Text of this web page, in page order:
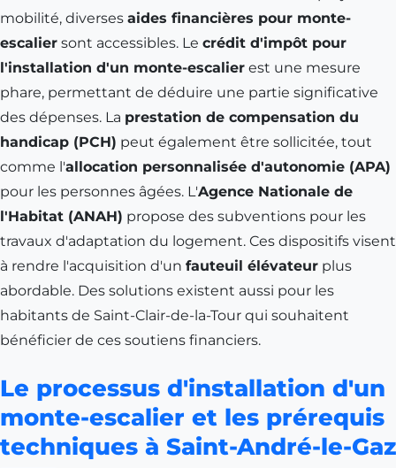
mobilité, diverses aides financières pour monte-
escalier sont accessibles. Le crédit d'impôt pour
l'installation d'un monte-escalier est une mesure
phare, permettant de déduire une partie significative
des dépenses. La prestation de compensation du
handicap (PCH) peut également être sollicitée, tout
comme l'allocation personnalisée d'autonomie (APA)
pour les personnes âgées. L'Agence Nationale de
l'Habitat (ANAH) propose des subventions pour les
travaux d'adaptation du logement. Ces dispositifs visent
à rendre l'acquisition d'un fauteuil élévateur plus
abordable. Des solutions existent aussi pour les
habitants de Saint-Clair-de-la-Tour qui souhaitent
bénéficier de ces soutiens financiers.
Le processus d'installation d'un
monte-escalier et les prérequis
techniques à Saint-André-le-Gaz